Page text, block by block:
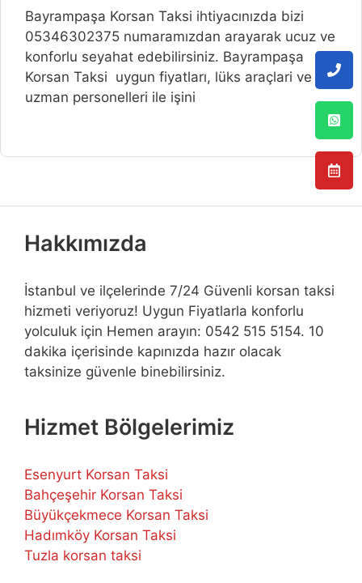
Bayrampaşa Korsan Taksi ihtiyacınızda bizi
05346302375 numaramızdan arayarak ucuz ve
konforlu seyahat edebilirsiniz. Bayrampaşa
Korsan Taksi uygun fiyatları, lüks araçlari ve
uzman personelleri ile işini
Hakkımızda
İstanbul ve ilçelerinde 7/24 Güvenli korsan taksi
hizmeti veriyoruz! Uygun Fiyatlarla konforlu
yolculuk için Hemen arayın: 0542 515 5154. 10
dakika içerisinde kapınızda hazır olacak
taksinize güvenle binebilirsiniz.
Hizmet Bölgelerimiz
Esenyurt Korsan Taksi
Bahçeşehir Korsan Taksi
Büyükçekmece Korsan Taksi
Hadımköy Korsan Taksi
Tuzla korsan taksi